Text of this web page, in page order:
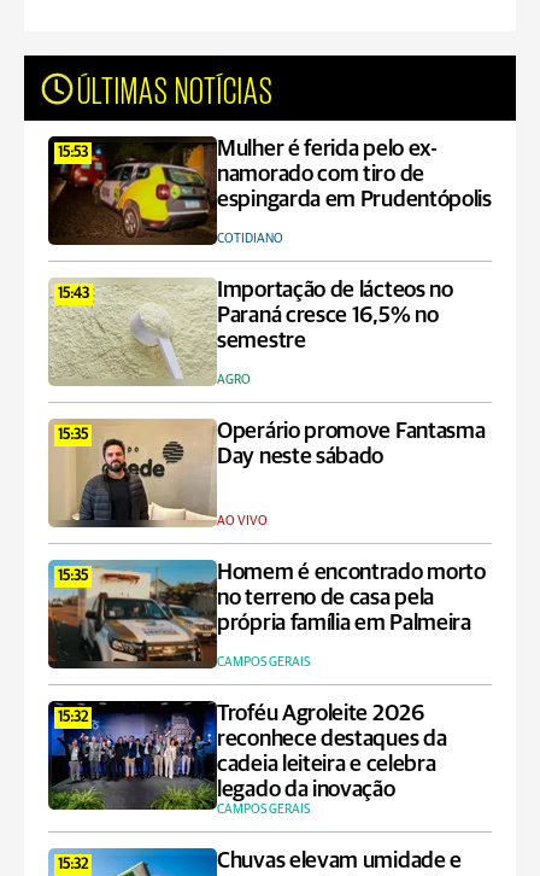
ÚLTIMAS NOTÍCIAS
15:53
Mulher é ferida pelo ex-
namorado com tiro de
espingarda em Prudentópolis
COTIDIANO
15:43
Importação de lácteos no
Paraná cresce 16,5% no
semestre
AGRO
15:35
Operário promove Fantasma
Day neste sábado
AO VIVO
15:35
Homem é encontrado morto
no terreno de casa pela
própria família em Palmeira
CAMPOS GERAIS
15:32
Troféu Agroleite 2026
reconhece destaques da
cadeia leiteira e celebra
legado da inovação
CAMPOS GERAIS
15:32
Chuvas elevam umidade e